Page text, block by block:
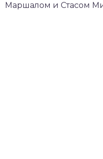
Маршалом и Стасом